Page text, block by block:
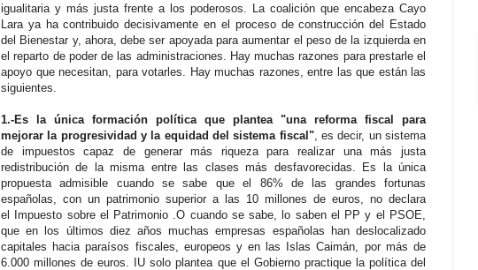
igualitaria y más justa frente a los poderosos. La coalición que encabeza Cayo
Lara ya ha contribuido decisivamente en el proceso de construcción del Estado
del Bienestar y, ahora, debe ser apoyada para aumentar el peso de la izquierda en
el reparto de poder de las administraciones. Hay muchas razones para prestarle el
apoyo que necesitan, para votarles. Hay muchas razones, entre las que están las
siguientes.
1.-Es la única formación política que plantea "una reforma fiscal para
mejorar la progresividad y la equidad del sistema fiscal", es decir, un sistema
de impuestos capaz de generar más riqueza para realizar una más justa
redistribución de la misma entre las clases más desfavorecidas. Es la única
propuesta admisible cuando se sabe que el 86% de las grandes fortunas
españolas, con un patrimonio superior a las 10 millones de euros, no declara
el Impuesto sobre el Patrimonio .O cuando se sabe, lo saben el PP y el PSOE,
que en los últimos diez años muchas empresas españolas han deslocalizado
capitales hacia paraísos fiscales, europeos y en las Islas Caimán, por más de
6.000 millones de euros. IU solo plantea que el Gobierno practique la política del